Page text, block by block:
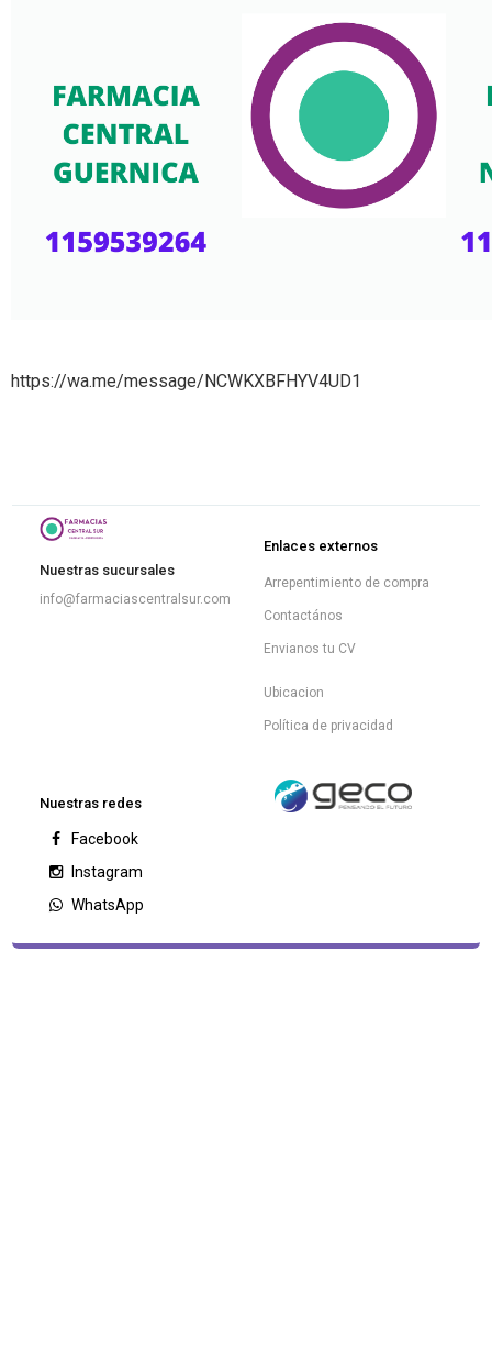
https://wa.me/message/NCWKXBFHYV4UD1
Nuestras sucursales
info@farmaciascentralsur.com
Enlaces externos
Arrepentimiento de compra
Contactános
Envianos tu CV
Ubicacion
Política de privacidad
Nuestras redes
Facebook
Instagram
WhatsApp